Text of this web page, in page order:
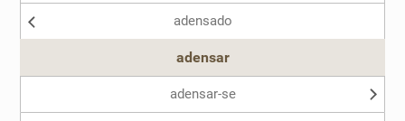
adensado
adensar
adensar-se